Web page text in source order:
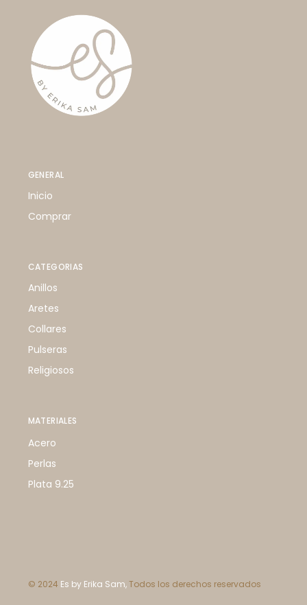
GENERAL
Inicio
Comprar
CATEGORIAS
Anillos
Aretes
Collares
Pulseras
Religiosos
MATERIALES
Acero
Perlas
Plata 9.25
© 2024 Es by Erika Sam,Todos los derechos reservados